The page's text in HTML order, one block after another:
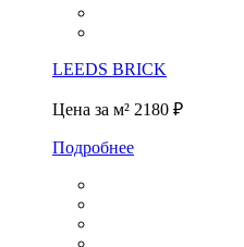
LEEDS BRICK
Цена за м² 2180 ₽
Подробнее